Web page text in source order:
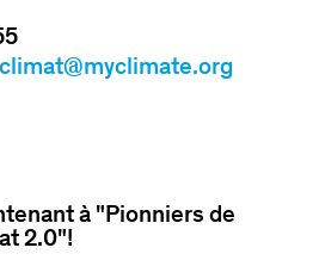
à "Pionniers de
2.0"!